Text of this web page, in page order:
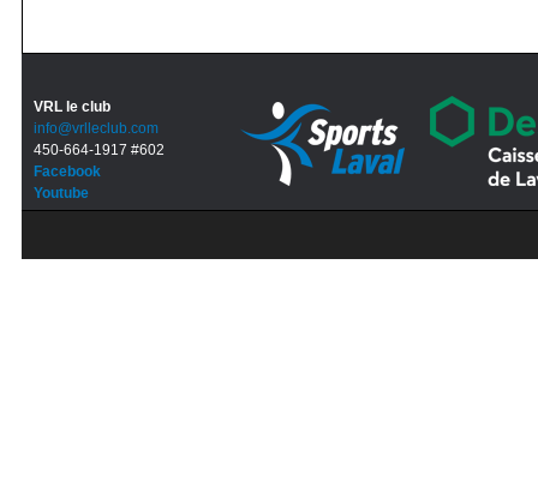
VRL le club
info@vrlleclub.com
450-664-1917 #602
Facebook
Youtube